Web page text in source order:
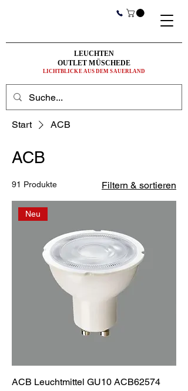
LEUCHTEN
OUTLET MÜSCHEDE
LICHTBLICKE AUS DEM SAUERLAND
Start ACB
ACB
91 Produkte Filtern & sortieren
Neu
ACB Leuchtmittel GU10 ACB62574